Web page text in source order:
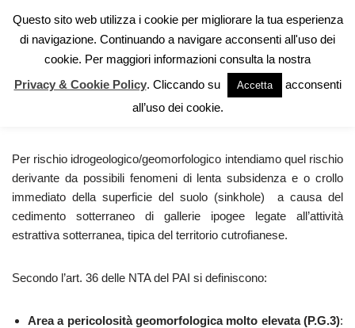
Vai
contenuto
Rischio geomorfologico
Per rischio idrogeologico/geomorfologico intendiamo quel rischio
derivante da possibili fenomeni di lenta subsidenza e o crollo
immediato della superficie del suolo (sinkhole) a causa del
cedimento sotterraneo di gallerie ipogee legate all’attività
estrattiva sotterranea, tipica del territorio cutrofianese.
Secondo l’art. 36 delle NTA del PAI si definiscono:
Area a pericolosità geomorfologica molto elevata (P.G.3):
Questo sito web utilizza i cookie per migliorare la tua esperienza
di navigazione. Continuando a navigare acconsenti all'uso dei
cookie. Per maggiori informazioni consulta la nostra
Privacy & Cookie Policy. Cliccando su Accetta
acconsenti
all’uso dei cookie.